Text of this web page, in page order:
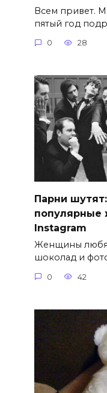
Всем привет.
пятый год
0 28
Парни
популярные
Instagram
Женщины
шоколад и
0 42